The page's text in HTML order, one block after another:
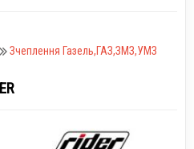
Зчеплення Газель,ГАЗ,ЗМЗ,УМЗ